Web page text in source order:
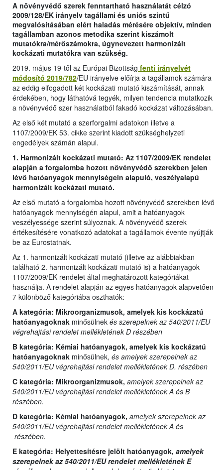
A növényvédő szerek fenntartható használatát célzó
2009/128/EK irányelv tagállami és uniós szintű
megvalósításában elért haladás mérésére objektív, minden
tagállamban azonos metodika szerint kiszámolt
mutatókra/mérőszámokra, úgynevezett harmonizált
kockázati mutatókra van szükség.
2019. május 19-től az Európai Bizottság fenti irányelvét
módosító 2019/782/EU irányelve előírja a tagállamok számára
az eddig elfogadott két kockázati mutató kiszámítását, annak
érdekében, hogy láthatóvá tegyék, milyen tendencia mutatkozik
a növényvédő szer használatból fakadó kockázat változásában.
Az első két mutató a szerforgalmi adatokon illetve a
1107/2009/EK 53. cikke szerint kiadott szükséghelyzeti
engedélyek számán alapul.
1. Harmonizált kockázati mutató: Az 1107/2009/EK rendelet
alapján a forgalomba hozott növényvédő szerekben jelen
lévő hatóanyagok mennyiségein alapuló, veszélyalapú
harmonizált kockázati mutató.
Az első mutató a forgalomba hozott növényvédő szerekben lévő
hatóanyagok mennyiségén alapul, amit a hatóanyagok
veszélyessége szerint súlyoznak. A növényvédő szerek
értékesítésére vonatkozó adatokat a tagállamok évente nyújtják
be az Eurostatnak.
Az 1. harmonizált kockázati mutató (illetve az alábbiakban
található 2. harmonizált kockázati mutató is) a hatóanyagok
1107/2009/EK rendelet által meghatározott kategóriákat
használja. A rendelet alapján az egyes hatóanyagok alapvetően
7 különböző kategóriába oszthatók:
A kategória: Mikroorganizmusok, amelyek kis kockázatú
hatóanyagoknak minősülnek és szerepelnek az 540/2011/EU
végrehajtási rendelet mellékletének D részében
B kategória: Kémiai hatóanyagok, amelyek kis kockázatú
hatóanyagoknak minősülnek, és amelyek szerepelnek az
540/2011/EU végrehajtási rendelet mellékletének D. részében
C kategória: Mikroorganizmusok, amelyek szerepelnek az
540/2011/EU végrehajtási rendelet mellékletének A és B
részében.
D kategória: Kémiai hatóanyagok, amelyek szerepelnek az
540/2011/EU végrehajtási rendelet mellékletének A és
részében.
E kategória: Helyettesítésre jelölt hatóanyagok, amelyek
szerepelnek az 540/2011/EU rendelet mellékletének E